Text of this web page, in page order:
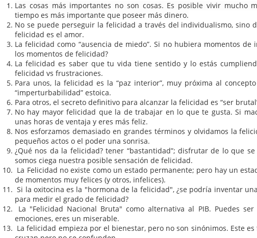
Las cosas más importantes no son cosas. Es posible vivir mucho
tiempo es más importante que poseer más dinero.
No se puede perseguir la felicidad a través del individualismo, sino
felicidad es el amor.
La felicidad como “ausencia de miedo”. Si no hubiera momentos de
los momentos de felicidad?
La felicidad es saber que tu vida tiene sentido y lo estás
felicidad vs frustraciones.
Para unos, la felicidad es la “paz interior”, muy próxima al
“imperturbabilidad” estoica.
Para otros, el secreto definitivo para alcanzar la felicidad es “ser
No hay mayor felicidad que la de trabajar en lo que te gusta. Si
unas horas de ventaja y eres más feliz.
Nos esforzamos demasiado en grandes términos y olvidamos la
pequeños actos o el poder una sonrisa.
¿Qué nos da la felicidad? tener “bastantidad”; disfrutar de lo que
somos ciega nuestra posible sensación de felicidad.
La Felicidad no existe como un estado permanente; pero hay un
de momentos muy felices (y otros, infelices).
Si la oxitocina es la "hormona de la felicidad", ¿se podría inventar
para medir el grado de felicidad?
La "Felicidad Nacional Bruta" como alternativa al PIB. Puedes
emociones, eres un miserable.
La felicidad empieza por el bienestar, pero no son sinónimos. Este
2022.12.31 Como lo más inteligente es ser feliz, os deseo un año nuevo
Publicado1st January 2023porBorja Adsuara
Etiquetas:lainformacion.com índices
1 Ver comentarios
Anonymous 1 de septiembre de 2025 a las 12:18
1Winofrece a los jugadores en Panamá una experiencia completa, con
apuestas deportivas en un solo lugar. La plataforma combina seguridad,
Responder